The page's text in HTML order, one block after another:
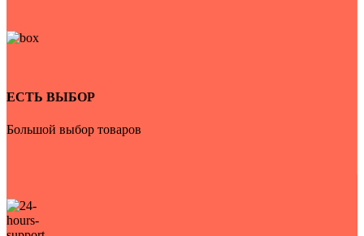
ЕСТЬ ВЫБОР
Большой выбор товаров